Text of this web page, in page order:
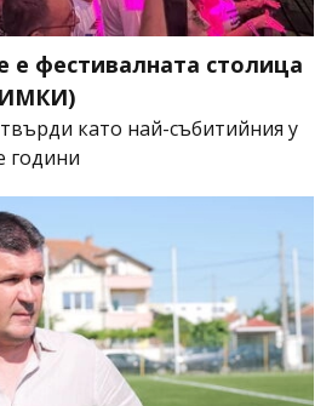
е фестивалната столица
като най-събитийния у
години